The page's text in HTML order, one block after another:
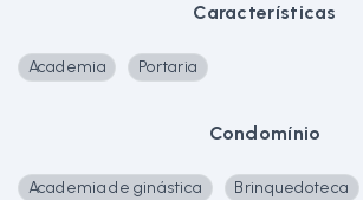
Características
Academia Portaria
Condomínio
Academia de ginástica Brinquedoteca